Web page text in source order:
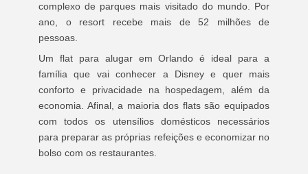
complexo de parques mais visitado do mundo. Por
ano, o resort recebe mais de 52 milhões de
pessoas.
Um flat para alugar em Orlando é ideal para a
família que vai conhecer a Disney e quer mais
conforto e privacidade na hospedagem, além da
economia. Afinal, a maioria dos flats são equipados
com todos os utensílios domésticos necessários
para preparar as próprias refeições e economizar no
bolso com os restaurantes.